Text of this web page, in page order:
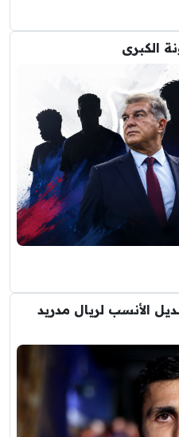
الأنسب لريال مدريد